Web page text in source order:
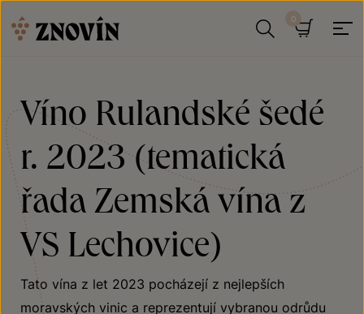
Víno Rulandské šedé
r. 2023 (tematická
řada Zemská vína z
VS Lechovice)
Tato vína z let 2023 pocházejí z nejlepších
moravských vinic a reprezentují vybranou odrůdu